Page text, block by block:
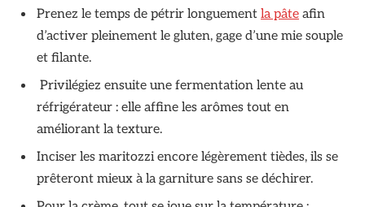
Prenez le temps de pétrir longuement la pâte afin
d’activer pleinement le gluten, gage d’une mie souple
et filante.
Privilégiez ensuite une fermentation lente au
réfrigérateur : elle affine les arômes tout en
améliorant la texture.
Inciser les maritozzi encore légèrement tièdes, ils se
prêteront mieux à la garniture sans se déchirer.